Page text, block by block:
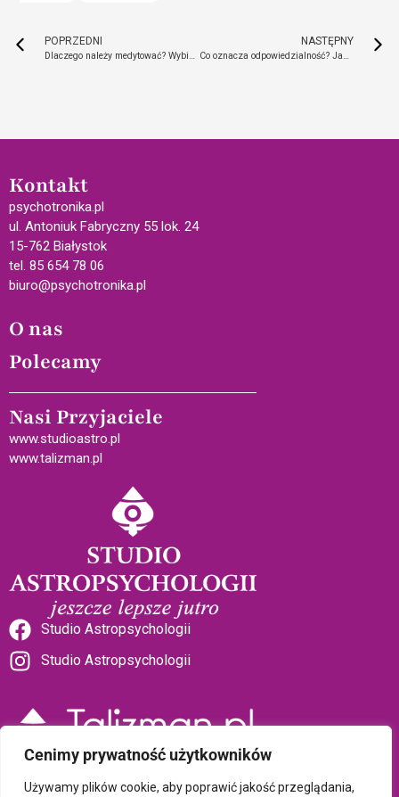
Cenimy prywatność użytkowników
Używamy plików cookie, aby poprawić jakość przeglądania,
POPRZEDNI
Dlaczego należy medytować? Wybierz medytację, która zmieni Twoje życie
NASTĘPNY
Co oznacza odpowiedzialność? Jak wziąć sprawy w swoje ręce?
Kontakt
psychotronika.pl
ul. Antoniuk Fabryczny 55 lok. 24
15-762 Białystok
tel. 85 654 78 06
biuro@psychotronika.pl
O nas
Polecamy
Nasi Przyjaciele
www.studioastro.pl
www.talizman.pl
Studio Astropsychologii
Studio Astropsychologii
Sklep Talizman